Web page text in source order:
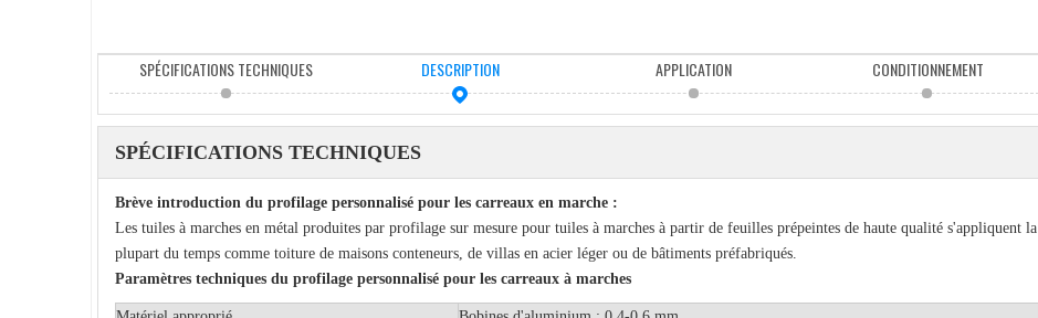
SPÉCIFICATIONS TECHNIQUES DESCRIPTION APPLICATION CONDITIONNEMENT
SPÉCIFICATIONS TECHNIQUES
Brève introduction du profilage personnalisé pour les carreaux en marche :
Les tuiles à marches en métal produites par profilage sur mesure pour tuiles à marches à partir de feuilles prépeintes de haute qualité s'appliquent la
plupart du temps comme toiture de maisons conteneurs, de villas en acier léger ou de bâtiments préfabriqués.
Paramètres techniques du profilage personnalisé pour les carreaux à marches